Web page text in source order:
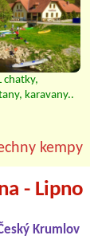
chatky,
karavany..
kempy
- Lipno
Krumlov